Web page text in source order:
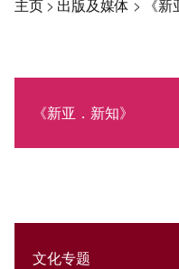
主页> 出版及媒体 > 《新
《新亚．新知》
社交媒体专栏
文化专题